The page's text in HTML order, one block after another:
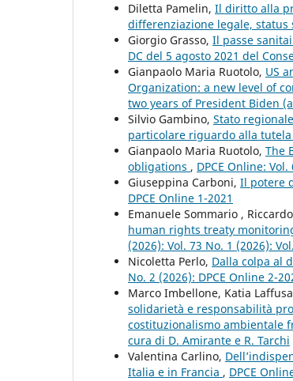
Diletta Pamelin, Il diritto alla
differenziazione legale, status
Giorgio Grasso, Il passe
DC del 5 agosto 2021 del
Gianpaolo Maria Ruotolo, US
Organization: a new level of
two years of President Biden
Silvio Gambino, Stato
particolare riguardo alla
Gianpaolo Maria Ruotolo, The
obligations , DPCE Online:
Giuseppina Carboni, Il potere
DPCE Online 1-2021
Emanuele Sommario ,
human rights treaty
(2026): Vol. 73 No. 1 (2026):
Nicoletta Perlo, Dalla colpa al
No. 2 (2026): DPCE Online 2-
Marco Imbellone, Katia
solidarietà e responsabilità
costituzionalismo ambientale
cura di D. Amirante e R. Tarchi
Valentina Carlino,
Italia e in Francia , DPCE